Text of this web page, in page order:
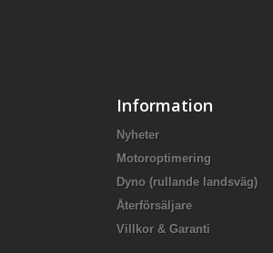
Information
Nyheter
Motoroptimering
Dyno (rullande landsväg)
Återförsäljare
Villkor & Garanti